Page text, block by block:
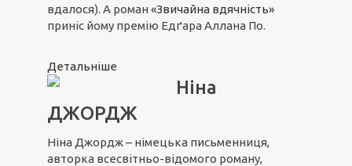
вдалося). А роман «Звичайна вдячність»
приніс йому премію Едґара Аллана По.
Детальніше
Ніна
ДЖОРДЖ
Ніна Джордж – німецька письменниця,
авторка всесвітньо-відомого роману,